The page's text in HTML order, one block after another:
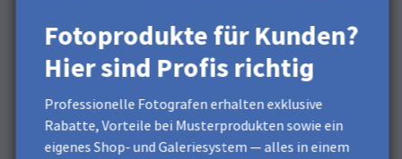
Fotoprodukte für Kunden?
Hier sind Profis richtig
Professionelle Fotografen erhalten exklusive
Rabatte, Vorteile bei Musterprodukten sowie ein
eigenes Shop- und Galeriesystem — alles in einem